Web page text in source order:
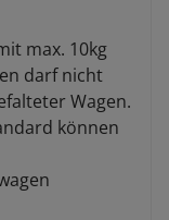
max. 10kg
darf nicht
Wagen.
können